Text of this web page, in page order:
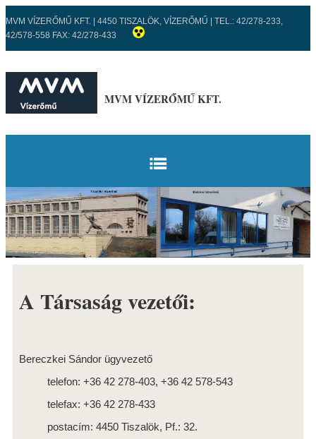
MVM VÍZERŐMŰ KFT. | 4450 TISZALÖK, VÍZERŐMŰ | TEL.: 42/278-233,
42/578-558 FAX: 42/278-433
MVM VÍZERŐMŰ KFT.
KEZDŐLAP
VÍZERŐMŰVEK
TISZALÖKI VÍZERŐMŰ
FŐBB ADATOK
PIHENŐHÁZAK
NAPKOLLEKTOR RENDSZEREK
NAPELEMES KISERŐMŰ
KISKÖREI VÍZERŐMŰ
A Társaság vezetői:
Bereczkei Sándor ügyvezető
telefon: +36 42 278-403, +36 42 578-543
telefax: +36 42 278-433
postacím: 4450 Tiszalök, Pf.: 32.